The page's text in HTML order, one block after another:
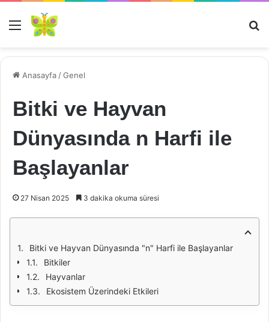
Menü
Anasayfa /Genel
Bitki ve Hayvan
Dünyasında n Harfi ile
Başlayanlar
27 Nisan 2025 3 dakika okuma süresi
Bitki ve Hayvan Dünyasında "n" Harfi ile Başlayanlar
Bitkiler
Hayvanlar
Ekosistem Üzerindeki Etkileri